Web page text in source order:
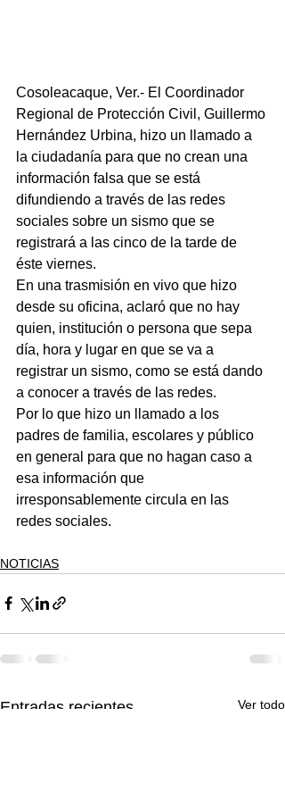
Cosoleacaque, Ver.- El Coordinador
Regional de Protección Civil, Guillermo
Hernández Urbina, hizo un llamado a
la ciudadanía para que no crean una
información falsa que se está
difundiendo a través de las redes
sociales sobre un sismo que se
registrará a las cinco de la tarde de
éste viernes.
En una trasmisión en vivo que hizo
desde su oficina, aclaró que no hay
quien, institución o persona que sepa
día, hora y lugar en que se va a
registrar un sismo, como se está dando
a conocer a través de las redes.
Por lo que hizo un llamado a los
padres de familia, escolares y público
en general para que no hagan caso a
esa información que
irresponsablemente circula en las
redes sociales.
NOTICIAS
Entradas recientes Ver todo